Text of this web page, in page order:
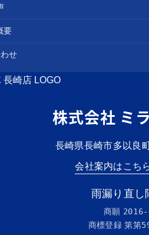
要
せ
株式会社 ミ
長崎県長崎市多以良
会社案内はこち
雨漏り直し
商願
商標登録 第第